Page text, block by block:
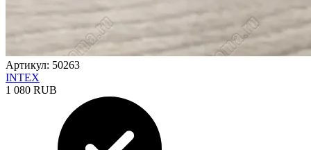
Артикул: 50263
INTEX
1 080 RUB